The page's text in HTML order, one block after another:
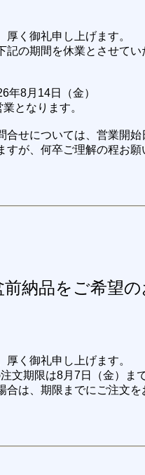
く御礼申し上げます。
の期間を休業とさせてい
年8月14日（金）
となります。
せについては、営業開始
が、何卒ご理解の程お願
納品をご希望
く御礼申し上げます。
文期限は8月7日（金）ま
は、期限までにご注文を